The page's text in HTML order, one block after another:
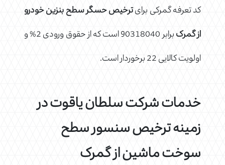
کد تعرفه گمرکی برایترخیص حسگر سطح بنزین خودرو
از گمرک
برابر 90318040 است که از حقوق ورودی 2% و
اولویت کالایی 22 برخوردار است.
خدمات شرکت سلطان یاقوت در
زمینه ترخیص سنسور سطح
سوخت ماشین از گمرک